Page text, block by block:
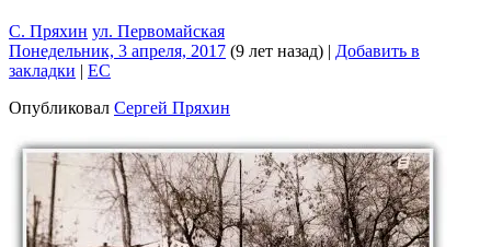
С. Пряхин ул. Первомайская
Понедельник, 3 апреля, 2017 (9 лет назад) | Добавить в
закладки | EC
Опубликовал Сергей Пряхин